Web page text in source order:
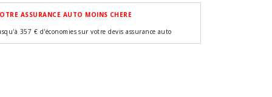
ASSURANCE AUTO MOINS CHERE
357 € d'économies sur votre devis assurance auto